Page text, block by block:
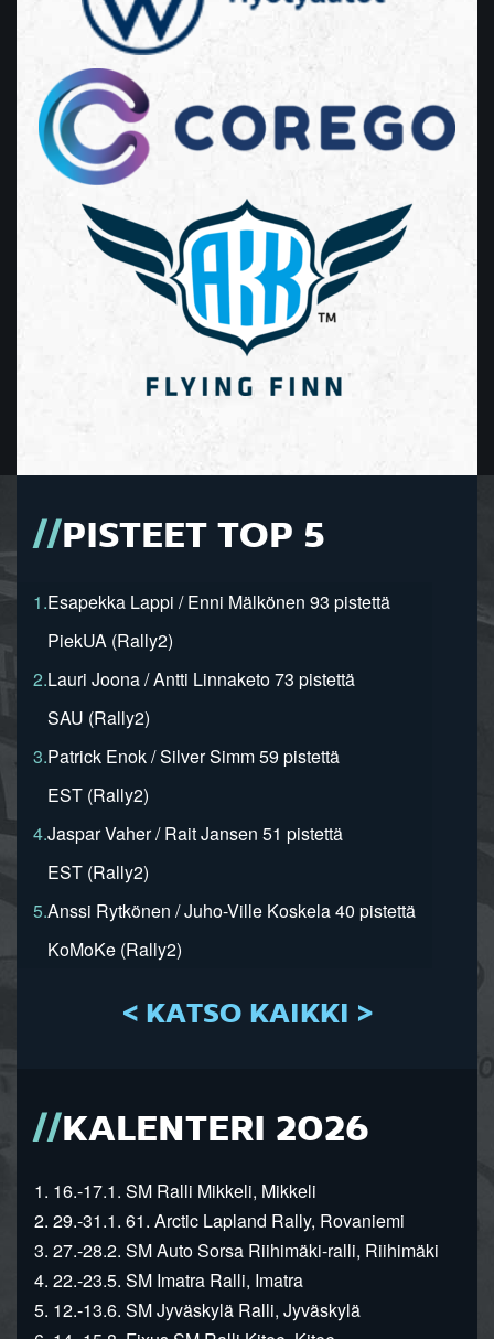
PISTEET TOP 5
1.Esapekka Lappi / Enni Mälkönen 93 pistettä
PiekUA (Rally2)
2.Lauri Joona / Antti Linnaketo 73 pistettä
SAU (Rally2)
3.Patrick Enok / Silver Simm 59 pistettä
EST (Rally2)
4.Jaspar Vaher / Rait Jansen 51 pistettä
EST (Rally2)
5.Anssi Rytkönen / Juho-Ville Koskela 40 pistettä
KoMoKe (Rally2)
< KATSO KAIKKI >
KALENTERI 2026
1. 16.-17.1. SM Ralli Mikkeli, Mikkeli
2. 29.-31.1. 61. Arctic Lapland Rally, Rovaniemi
3. 27.-28.2. SM Auto Sorsa Riihimäki-ralli, Riihimäki
4. 22.-23.5. SM Imatra Ralli, Imatra
5. 12.-13.6. SM Jyväskylä Ralli, Jyväskylä